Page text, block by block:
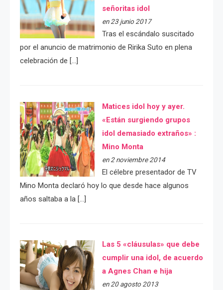
señoritas idol
en 23 junio 2017
Tras el escándalo suscitado
por el anuncio de matrimonio de Ririka Suto en plena
celebración de […]
Matices idol hoy y ayer.
«Están surgiendo grupos
idol demasiado extraños» :
Mino Monta
en 2 noviembre 2014
El célebre presentador de TV
Mino Monta declaró hoy lo que desde hace algunos
años saltaba a la […]
Las 5 «cláusulas» que debe
cumplir una idol, de acuerdo
a Agnes Chan e hija
en 20 agosto 2013